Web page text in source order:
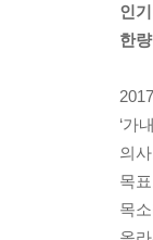
뒤
---
세
해
“예
그
“이
인
한
‘가
의
목
목